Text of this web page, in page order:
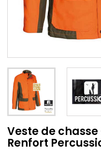
Veste de
Renfort